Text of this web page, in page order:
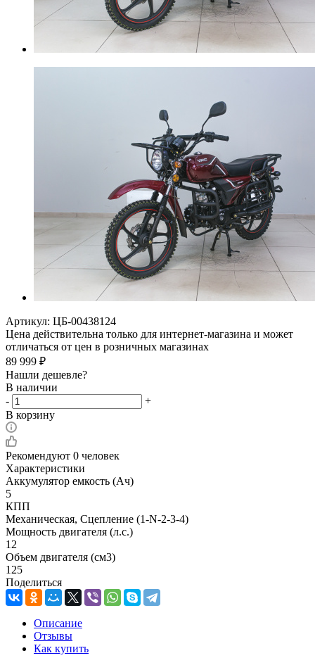
Артикул: ЦБ-00438124
Цена действительна только для интернет-магазина и может
отличаться от цен в розничных магазинах
89 999 ₽
Нашли дешевле?
В наличии
-
+
В корзину
Рекомендуют 0 человек
Характеристики
Аккумулятор емкость (Ач)
5
КПП
Механическая, Сцепление (1-N-2-3-4)
Мощность двигателя (л.с.)
12
Объем двигателя (см3)
125
Поделиться
Описание
Отзывы
Как купить